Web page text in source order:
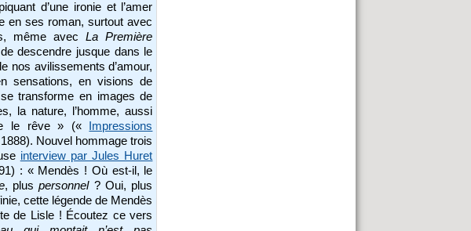
d’une ironie et l’amer
en ses roman, surtout avec
même avecLa Première
descendre jusque dans le
nos avilissements d’amour,
sensations, en visions de
transforme en images de
la nature, l’homme, aussi
le rêve » («
Impressions
Nouvel hommage trois
interview par Jules Huret
: « Mendès ! Où est-il, le
, pluspersonnel? Oui, plus
cette légende de Mendès
de Lisle ! Écoutez ce vers